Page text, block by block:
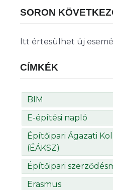
SORON
Itt értesülhet új
CÍMKÉK
BIM
E-építési napló
Építőipari Ágazati
(ÉÁKSZ)
Építőipari
Erasmus